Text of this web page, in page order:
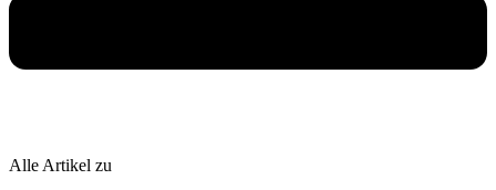
Alle Artikel zu